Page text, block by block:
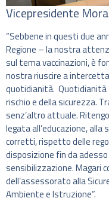
Vicepresidente
“Sebbene in questi due
Regione – la nostra
sul tema vaccinazioni, è
nostra riuscire a
quotidianità. Quotidianità
rischio e della sicurezza.
senz’altro attuale.
legata all’educazione,
corretti, rispetto delle
disposizione fin da
sensibilizzazione. Magari
dell’assessorato alla
Ambiente e Istruzione”.